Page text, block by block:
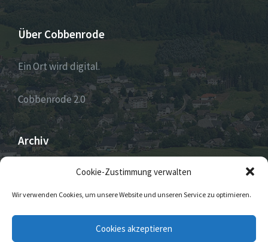
Cookie-Zustimmung verwalten
Wir verwenden Cookies, um unsere Website und unseren Service zu optimieren.
Cookies akzeptieren
Über Cobbenrode
Ein Ort wird digital.
Cobbenrode 2.0
Archiv
Facebook Twitter Instagram